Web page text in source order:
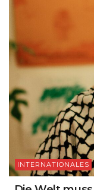
INTERNATIONALES